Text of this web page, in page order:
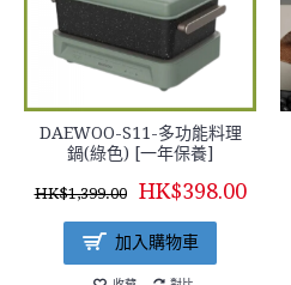
DAEWOO-S11-多功能料理
鍋(綠色) [一年保養]
HK$1,399.00 HK$398.00
加入購物車